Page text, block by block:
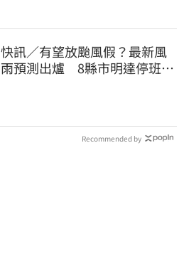
快訊／有望放颱風假？最新風
雨預測出爐 8縣市明達停班停
Recommended by